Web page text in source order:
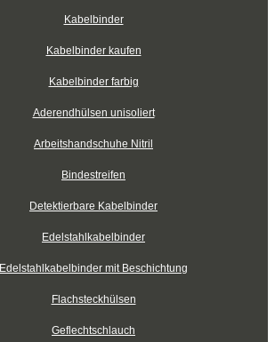
Kabelbinder
Kabelbinder kaufen
Kabelbinder farbig
Aderendhülsen unisoliert
Arbeitshandschuhe Nitril
Bindestreifen
Detektierbare Kabelbinder
Edelstahlkabelbinder
Edelstahlkabelbinder mit Beschichtung
Flachsteckhülsen
Geflechtschlauch